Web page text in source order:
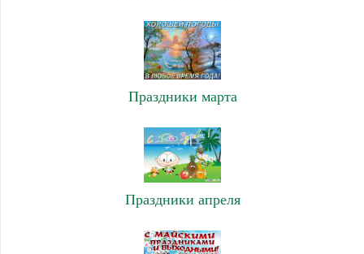
Праздники марта
Праздники апреля